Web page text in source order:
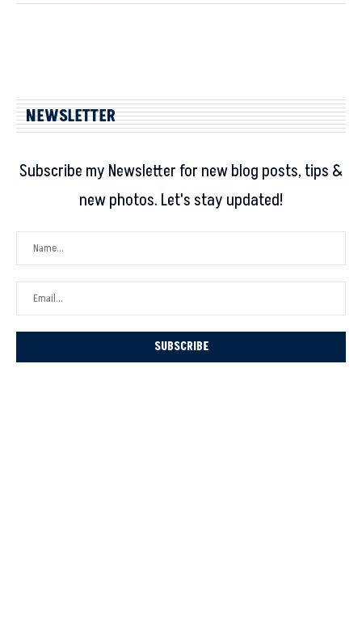
NEWSLETTER
Subscribe my Newsletter for new blog posts, tips &
new photos. Let's stay updated!